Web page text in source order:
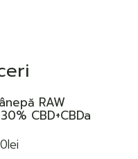
RAW
CBD+CBDa
lei